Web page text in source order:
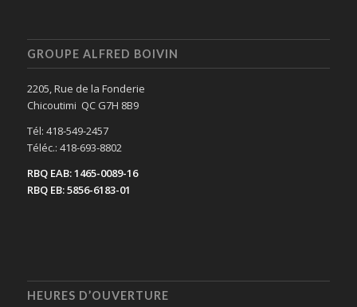
GROUPE ALFRED BOIVIN
2205, Rue de la Fonderie
Chicoutimi QC G7H 8B9
Tél: 418-549-2457
Téléc.: 418-693-8802
RBQ EAB: 1465-0089-16
RBQ EB: 5856-6183-01
HEURES D’OUVERTURE